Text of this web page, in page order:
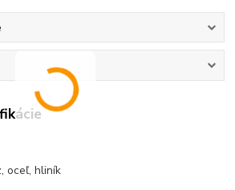
oceľ, hliník